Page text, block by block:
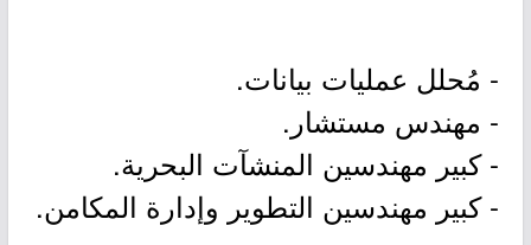
- مُحلل عمليات بيانات.
- مهندس مستشار.
- كبير مهندسين المنشآت البحرية.
- كبير مهندسين التطوير وإدارة المكامن.